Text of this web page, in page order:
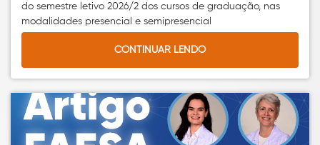
do semestre letivo 2026/2 dos cursos de graduação, nas
modalidades presencial e semipresencial
CONTINUAR LENDO